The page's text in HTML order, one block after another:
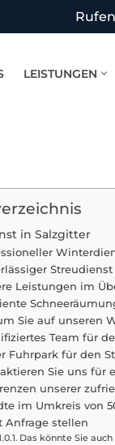
LEISTUNGEN
in Salzgitter
Leistungen im
Sie auf unseren
Team für
Fuhrpark für den
Sie uns für
unserer
im Umkreis von
Anfrage stellen
Das könnte Sie